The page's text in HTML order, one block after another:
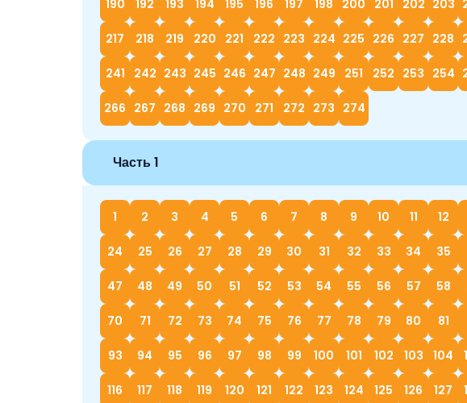
190 192 193 194 195 196 197 198 200 201 202 203
217 218 219 220 221 222 223 224 225 226 227 228
241 242 243 245 246 247 248 249 251 252 253 254
266 267 268 269 270 271 272 273 274
Часть 1
1 2 3 4 5 6 7 8 9 10 11 12
24 25 26 27 28 29 30 31 32 33 34 35
47 48 49 50 51 52 53 54 55 56 57 58
70 71 72 73 74 75 76 77 78 79 80 81
93 94 95 96 97 98 99 100 101 102 103 104
116 117 118 119 120 121 122 123 124 125 126 127